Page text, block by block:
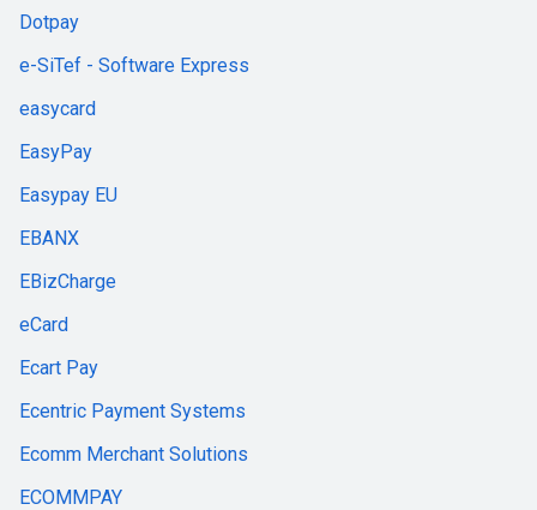
Dotpay
e-SiTef - Software Express
easycard
EasyPay
Easypay EU
EBANX
EBizCharge
eCard
Ecart Pay
Ecentric Payment Systems
Ecomm Merchant Solutions
ECOMMPAY